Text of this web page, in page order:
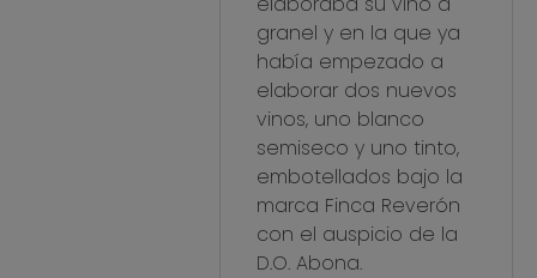
granel y en la que ya
había empezado a
elaborar dos nuevos
vinos, uno blanco
semiseco y uno tinto,
embotellados bajo la
marca Finca Reverón
con el auspicio de la
D.O. Abona.